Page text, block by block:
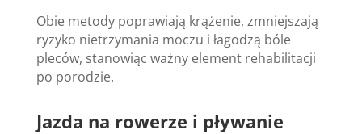
Obie metody poprawiają krążenie, zmniejszają
ryzyko nietrzymania moczu i łagodzą bóle
pleców, stanowiąc ważny element rehabilitacji
po porodzie.
Jazda na rowerze i pływanie